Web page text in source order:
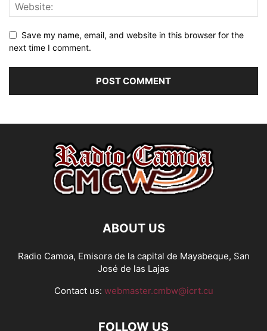
Save my name, email, and website in this browser for the
next time I comment.
ABOUT US
Radio Camoa, Emisora de la capital de Mayabeque, San
José de las Lajas
Contact us: webmaster.cmbw@icrt.cu
FOLLOW US